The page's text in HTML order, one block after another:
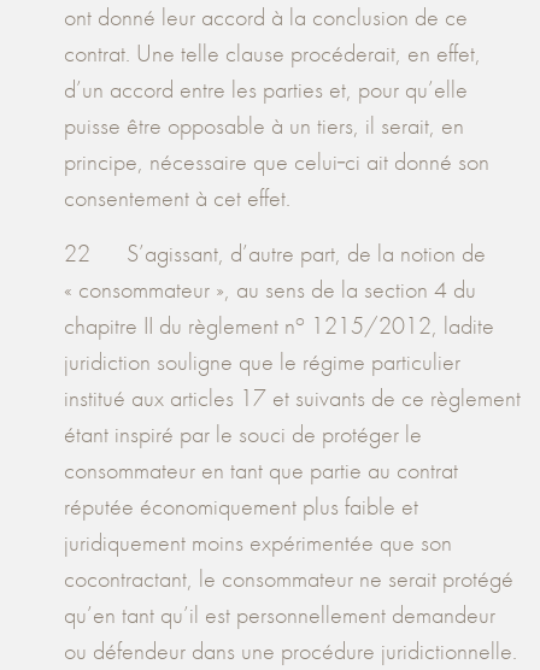
ont donné leur accord à la conclusion de ce
contrat. Une telle clause procéderait, en effet,
d’un accord entre les parties et, pour qu’elle
puisse être opposable à un tiers, il serait, en
principe, nécessaire que celui‑ci ait donné son
consentement à cet effet.
22 S’agissant, d’autre part, de la notion de
« consommateur », au sens de la section 4 du
chapitre II du règlement no 1215/2012, ladite
juridiction souligne que le régime particulier
institué aux articles 17 et suivants de ce règlement
étant inspiré par le souci de protéger le
consommateur en tant que partie au contrat
réputée économiquement plus faible et
juridiquement moins expérimentée que son
cocontractant, le consommateur ne serait protégé
qu’en tant qu’il est personnellement demandeur
ou défendeur dans une procédure juridictionnelle.